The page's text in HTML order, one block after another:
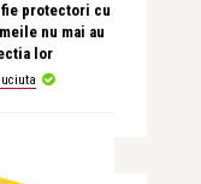
protectori cu
nu mai au
lor